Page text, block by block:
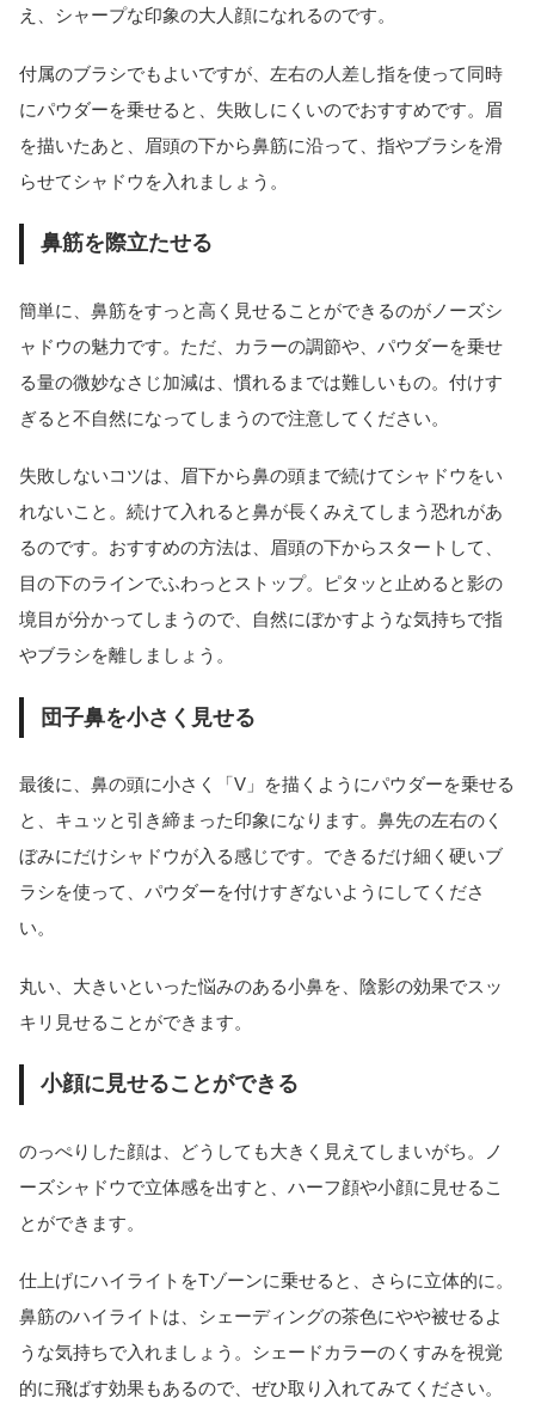
え、シャープな印象の大人顔になれるのです。
付属のブラシでもよいですが、左右の人差し指を使って同時
にパウダーを乗せると、失敗しにくいのでおすすめです。眉
を描いたあと、眉頭の下から鼻筋に沿って、指やブラシを滑
らせてシャドウを入れましょう。
鼻筋を際立たせる
簡単に、鼻筋をすっと高く見せることができるのがノーズシ
ャドウの魅力です。ただ、カラーの調節や、パウダーを乗せ
る量の微妙なさじ加減は、慣れるまでは難しいもの。付けす
ぎると不自然になってしまうので注意してください。
失敗しないコツは、眉下から鼻の頭まで続けてシャドウをい
れないこと。続けて入れると鼻が長くみえてしまう恐れがあ
るのです。おすすめの方法は、眉頭の下からスタートして、
目の下のラインでふわっとストップ。ピタッと止めると影の
境目が分かってしまうので、自然にぼかすような気持ちで指
やブラシを離しましょう。
団子鼻を小さく見せる
最後に、鼻の頭に小さく「V」を描くようにパウダーを乗せる
と、キュッと引き締まった印象になります。鼻先の左右のく
ぼみにだけシャドウが入る感じです。できるだけ細く硬いブ
ラシを使って、パウダーを付けすぎないようにしてくださ
い。
丸い、大きいといった悩みのある小鼻を、陰影の効果でスッ
キリ見せることができます。
小顔に見せることができる
のっぺりした顔は、どうしても大きく見えてしまいがち。ノ
ーズシャドウで立体感を出すと、ハーフ顔や小顔に見せるこ
とができます。
仕上げにハイライトをTゾーンに乗せると、さらに立体的に。
鼻筋のハイライトは、シェーディングの茶色にやや被せるよ
うな気持ちで入れましょう。シェードカラーのくすみを視覚
的に飛ばす効果もあるので、ぜひ取り入れてみてください。